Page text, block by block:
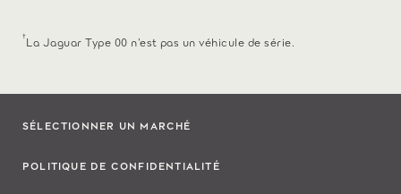
†La Jaguar Type 00 n’est pas un véhicule de série.
SÉLECTIONNER UN MARCHÉ
POLITIQUE DE CONFIDENTIALITÉ